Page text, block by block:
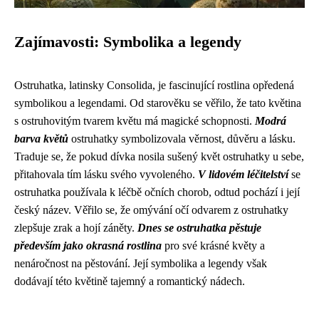
Zajímavosti: Symbolika a legendy
Ostruhatka, latinsky Consolida, je fascinující rostlina opředená
symbolikou a legendami. Od starověku se věřilo, že tato květina
s ostruhovitým tvarem květu má magické schopnosti. Modrá
barva květů ostruhatky symbolizovala věrnost, důvěru a lásku.
Traduje se, že pokud dívka nosila sušený květ ostruhatky u sebe,
přitahovala tím lásku svého vyvoleného. V lidovém léčitelstvíse
ostruhatka používala k léčbě očních chorob, odtud pochází i její
český název. Věřilo se, že omývání očí odvarem z ostruhatky
zlepšuje zrak a hojí záněty. Dnes se ostruhatka pěstuje
především jako okrasná rostlina pro své krásné květy a
nenáročnost na pěstování. Její symbolika a legendy však
dodávají této květině tajemný a romantický nádech.